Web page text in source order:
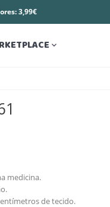
3,99€

medicina.
de tecido.